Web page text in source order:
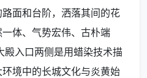
面和台阶，洒落其间的花
体、气势宏伟、古朴端
殿入口两侧是用蜡染技术描
境中的长城文化与炎黄始